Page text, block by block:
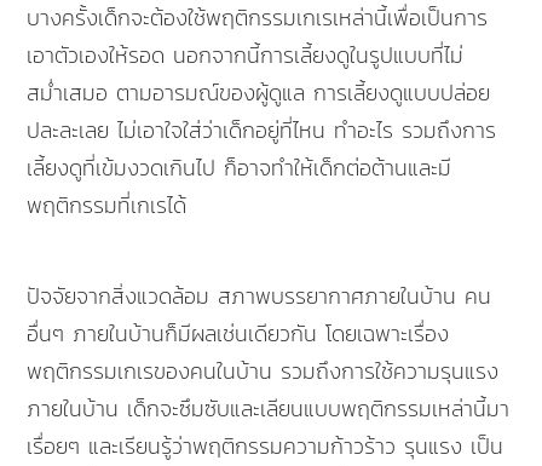
บางครั้งเด็กจะต้องใช้พฤติกรรมเกเรเหล่านี้เพื่อเป็นการ
เอาตัวเองให้รอด นอกจากนี้การเลี้ยงดูในรูปแบบที่ไม่
สม่ำเสมอ ตามอารมณ์ของผู้ดูแล การเลี้ยงดูแบบปล่อย
ปละละเลย ไม่เอาใจใส่ว่าเด็กอยู่ที่ไหน ทำอะไร รวมถึงการ
เลี้ยงดูที่เข้มงวดเกินไป ก็อาจทำให้เด็กต่อต้านและมี
พฤติกรรมที่เกเรได้
ปัจจัยจากสิ่งแวดล้อม สภาพบรรยากาศภายในบ้าน คน
อื่นๆ ภายในบ้านก็มีผลเช่นเดียวกัน โดยเฉพาะเรื่อง
พฤติกรรมเกเรของคนในบ้าน รวมถึงการใช้ความรุนแรง
ภายในบ้าน เด็กจะซึมซับและเลียนแบบพฤติกรรมเหล่านี้มา
เรื่อยๆ และเรียนรู้ว่าพฤติกรรมความก้าวร้าว รุนแรง เป็น